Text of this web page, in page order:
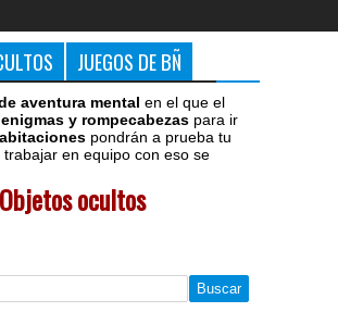
JUEGOS DE BÑ
aventura mental en el que el
enigmas y rompecabezas para ir
pondrán a prueba tu
trabajar en equipo con eso se
ocultos